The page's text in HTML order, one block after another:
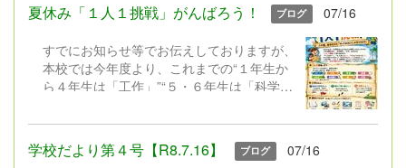
夏休み「１人１挑戦」がんばろう！ ブログ 07/16
すでにお知らせ等でお伝えしておりますが、
本校では今年度より、これまでの“１年生か
ら４年生は「工作」”“５・６年生は「科学研
題を見直し、新たに「1人1挑戦」を実施い
たします。近年、子どもたちの興味や関心は
ますます多様化しています。また、これから
学校だより第４号【R8.7.16】 ブログ 07/16